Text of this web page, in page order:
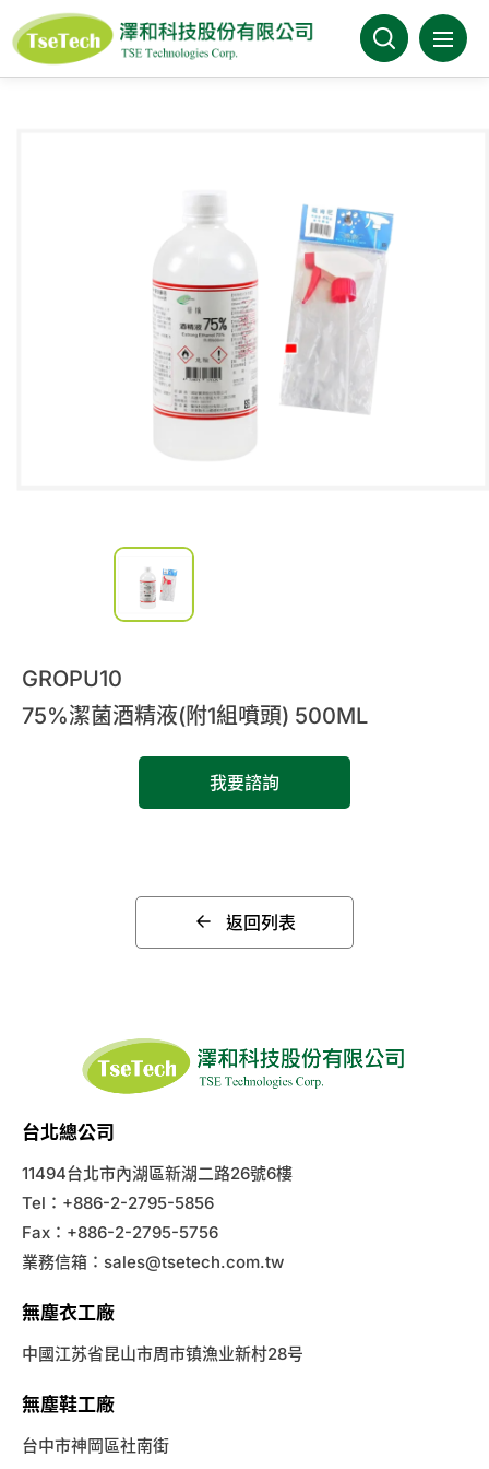
澤和科技有限公司
產品介紹
產業分類
代理品牌
型錄下載
繁體中文
GROPU10
75%潔菌酒精液(附1組噴頭) 500ML
我要諮詢
返回列表
台北總公司
11494台北市內湖區新湖二路26號6樓
Tel：+886-2-2795-5856
Fax：+886-2-2795-5756
業務信箱： sales@tsetech.com.tw
無塵衣工廠
中國江苏省昆山市周市镇漁业新村28号
無塵鞋工廠
台中市神岡區社南街